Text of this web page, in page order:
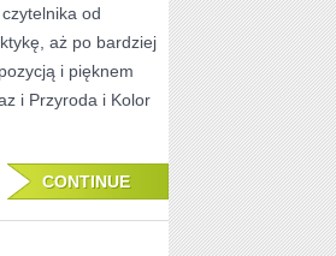
od
aż po bardziej
i pięknem
i Przyroda i Kolor
CONTINUE